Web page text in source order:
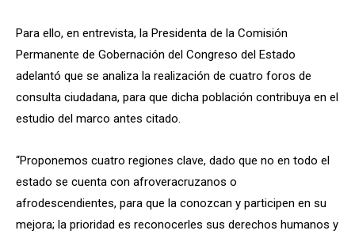
Para ello, en entrevista, la Presidenta de la Comisión
Permanente de Gobernación del Congreso del Estado
adelantó que se analiza la realización de cuatro foros de
consulta ciudadana, para que dicha población contribuya en el
estudio del marco antes citado.
“Proponemos cuatro regiones clave, dado que no en todo el
estado se cuenta con afroveracruzanos o
afrodescendientes, para que la conozcan y participen en su
mejora; la prioridad es reconocerles sus derechos humanos y